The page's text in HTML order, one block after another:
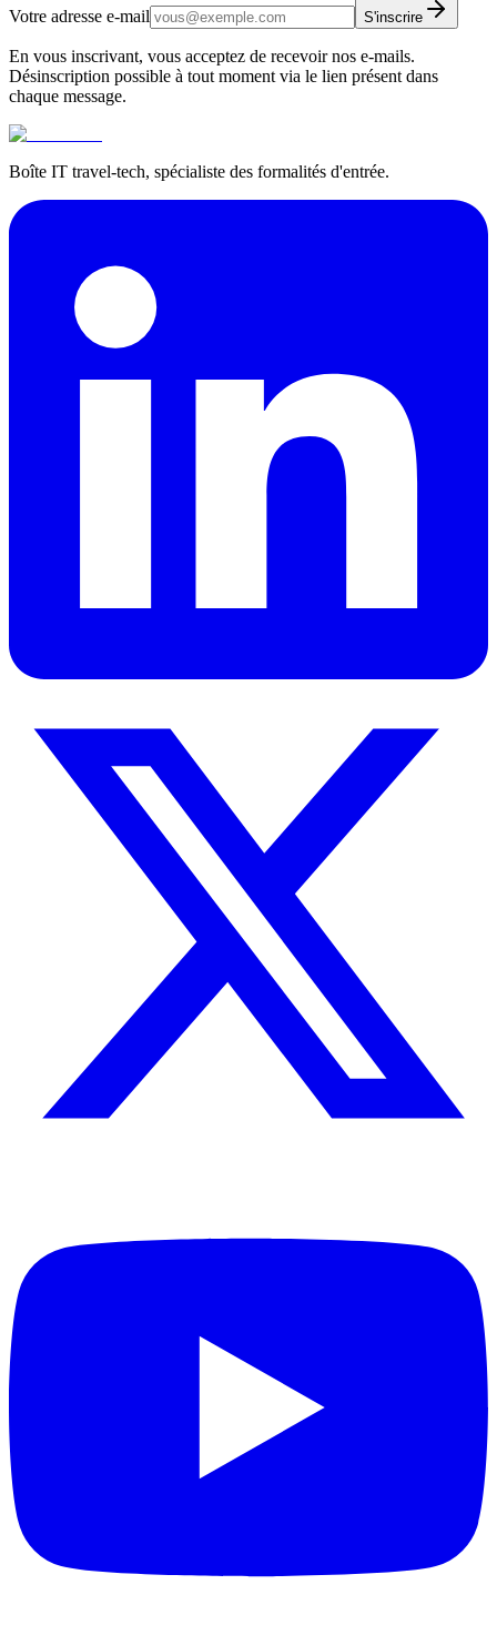
Votre adresse e-mail S'inscrire
En vous inscrivant, vous acceptez de recevoir nos e-mails.
Désinscription possible à tout moment via le lien présent dans
chaque message.
Boîte IT travel-tech, spécialiste des formalités d'entrée.